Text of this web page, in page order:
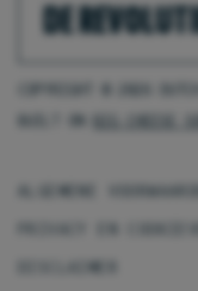
DE
BIG CHEESE